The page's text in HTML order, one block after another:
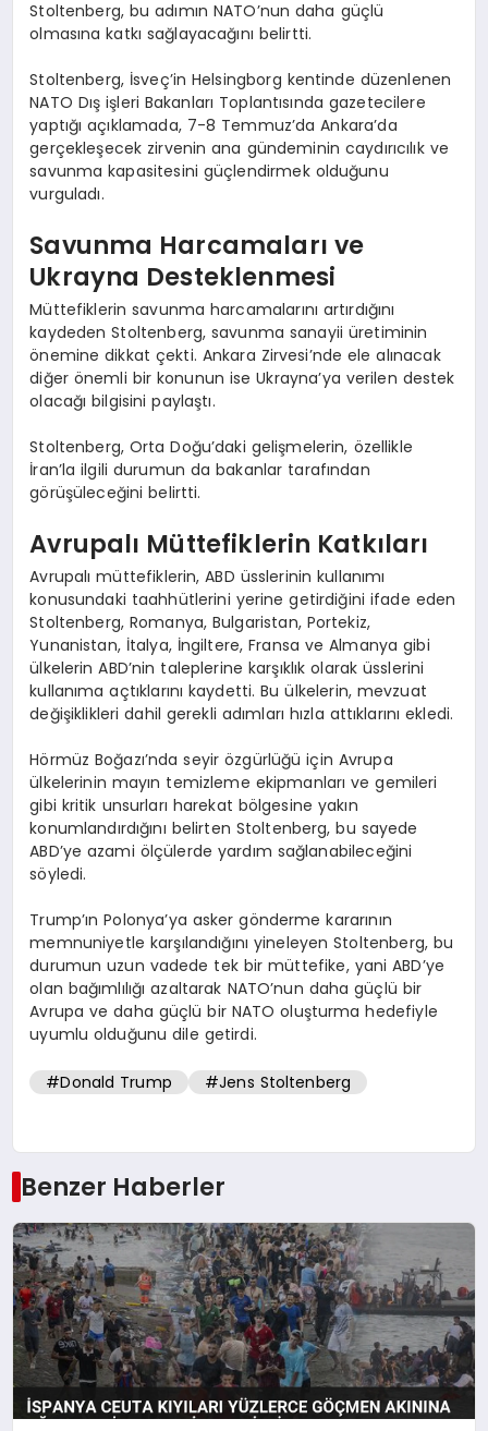
Stoltenberg, bu adımın NATO’nun daha güçlü
olmasına katkı sağlayacağını belirtti.
Stoltenberg, İsveç’in Helsingborg kentinde düzenlenen
NATO Dış işleri Bakanları Toplantısında gazetecilere
yaptığı açıklamada, 7-8 Temmuz’da Ankara’da
gerçekleşecek zirvenin ana gündeminin caydırıcılık ve
savunma kapasitesini güçlendirmek olduğunu
vurguladı.
Savunma Harcamaları ve
Ukrayna Desteklenmesi
Müttefiklerin savunma harcamalarını artırdığını
kaydeden Stoltenberg, savunma sanayii üretiminin
önemine dikkat çekti. Ankara Zirvesi’nde ele alınacak
diğer önemli bir konunun ise Ukrayna’ya verilen destek
olacağı bilgisini paylaştı.
Stoltenberg, Orta Doğu’daki gelişmelerin, özellikle
İran’la ilgili durumun da bakanlar tarafından
görüşüleceğini belirtti.
Avrupalı Müttefiklerin Katkıları
Avrupalı müttefiklerin, ABD üsslerinin kullanımı
konusundaki taahhütlerini yerine getirdiğini ifade eden
Stoltenberg, Romanya, Bulgaristan, Portekiz,
Yunanistan, İtalya, İngiltere, Fransa ve Almanya gibi
ülkelerin ABD’nin taleplerine karşıklık olarak üsslerini
kullanıma açtıklarını kaydetti. Bu ülkelerin, mevzuat
değişiklikleri dahil gerekli adımları hızla attıklarını ekledi.
Hörmüz Boğazı’nda seyir özgürlüğü için Avrupa
ülkelerinin mayın temizleme ekipmanları ve gemileri
gibi kritik unsurları harekat bölgesine yakın
konumlandırdığını belirten Stoltenberg, bu sayede
ABD’ye azami ölçülerde yardım sağlanabileceğini
söyledi.
Trump’ın Polonya’ya asker gönderme kararının
memnuniyetle karşılandığını yineleyen Stoltenberg, bu
durumun uzun vadede tek bir müttefike, yani ABD’ye
olan bağımlılığı azaltarak NATO’nun daha güçlü bir
Avrupa ve daha güçlü bir NATO oluşturma hedefiyle
uyumlu olduğunu dile getirdi.
#Donald Trump #Jens Stoltenberg
Benzer Haberler